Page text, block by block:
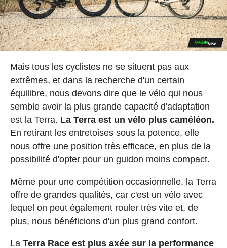
Mais tous les cyclistes ne se situent pas aux
extrêmes, et dans la recherche d'un certain
équilibre, nous devons dire que le vélo qui nous
semble avoir la plus grande capacité d'adaptation
est la Terra. La Terra est un vélo plus caméléon.
En retirant les entretoises sous la potence, elle
nous offre une position très efficace, en plus de la
possibilité d'opter pour un guidon moins compact.
Même pour une compétition occasionnelle, la Terra
offre de grandes qualités, car c'est un vélo avec
lequel on peut également rouler très vite et, de
plus, nous bénéficions d'un plus grand confort.
La Terra Race est plus axée sur la performance